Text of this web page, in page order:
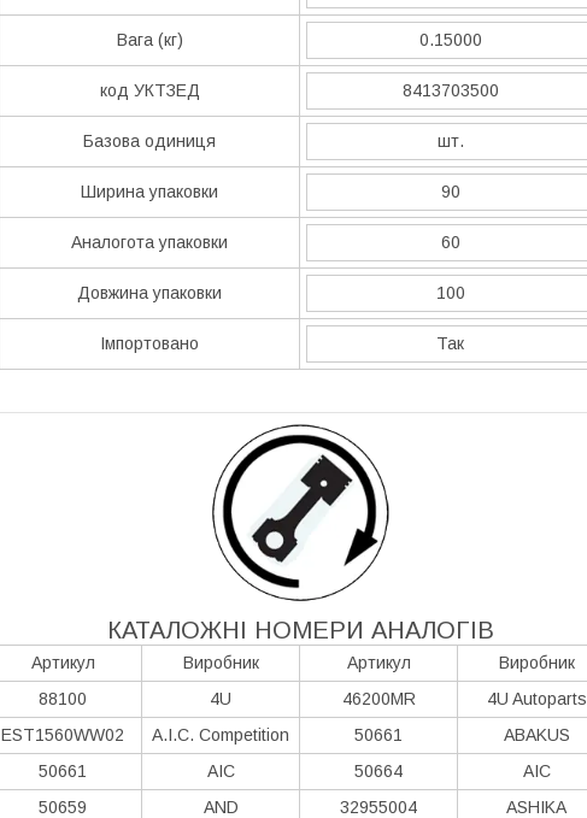
Вага (кг) 0.15000
код УКТЗЕД 8413703500
Базова одиниця шт.
Ширина упаковки 90
Аналогота упаковки 60
Довжина упаковки 100
Імпортовано Так
КАТАЛОЖНІ НОМЕРИ АНАЛОГІВ
Артикул Виробник Артикул Виробник
88100 4U 46200MR 4U Autoparts
EST1560WW02 A.I.C. Competition 50661 ABAKUS
50661 AIC 50664 AIC
50659 AND 32955004 ASHIKA